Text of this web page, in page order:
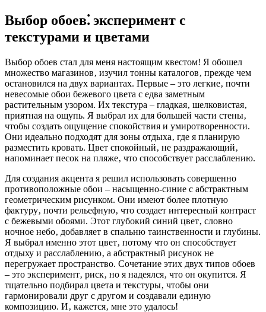
Выбор обоев⁚ эксперимент с
текстурами и цветами
Выбор обоев стал для меня настоящим квестом! Я обошел
множество магазинов‚ изучил тонны каталогов‚ прежде чем
остановился на двух вариантах. Первые – это легкие‚ почти
невесомые обои бежевого цвета с едва заметным
растительным узором. Их текстура – гладкая‚ шелковистая‚
приятная на ощупь. Я выбрал их для большей части стены‚
чтобы создать ощущение спокойствия и умиротворенности.
Они идеально подходят для зоны отдыха‚ где я планирую
разместить кровать. Цвет спокойный‚ не раздражающий‚
напоминает песок на пляже‚ что способствует расслаблению.
Для создания акцента я решил использовать совершенно
противоположные обои – насыщенно-синие с абстрактным
геометрическим рисунком. Они имеют более плотную
фактуру‚ почти рельефную‚ что создает интересный контраст
с бежевыми обоями. Этот глубокий синий цвет‚ словно
ночное небо‚ добавляет в спальню таинственности и глубины.
Я выбрал именно этот цвет‚ потому что он способствует
отдыху и расслаблению‚ а абстрактный рисунок не
перегружает пространство. Сочетание этих двух типов обоев
– это эксперимент‚ риск‚ но я надеялся‚ что он окупится. Я
тщательно подбирал цвета и текстуры‚ чтобы они
гармонировали друг с другом и создавали единую
композицию. И‚ кажется‚ мне это удалось!